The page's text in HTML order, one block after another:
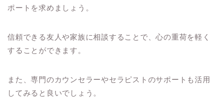
ポートを求めましょう。
信頼できる友人や家族に相談することで、心の重荷を軽く
することができます。
また、専門のカウンセラーやセラピストのサポートも活用
してみると良いでしょう。